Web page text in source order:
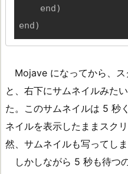
    end)
end)
Mojave になってから、
と、右下にサムネイルみた
た。このサムネイルは 5 秒
ネイルを表示したままスク
然、サムネイルも写ってしま
しかしながら 5 秒も待つ